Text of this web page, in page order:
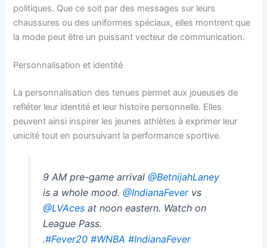
politiques. Que ce soit par des messages sur leurs
chaussures ou des uniformes spéciaux, elles montrent que
la mode peut être un puissant vecteur de communication.
Personnalisation et identité
La personnalisation des tenues permet aux joueuses de
refléter leur identité et leur histoire personnelle. Elles
peuvent ainsi inspirer les jeunes athlètes à exprimer leur
unicité tout en poursuivant la performance sportive.
9 AM pre-game arrival @BetnijahLaney
is a whole mood. @IndianaFevervs
@LVAcesat noon eastern. Watch on
League Pass.
.#Fever20 #WNBA #IndianaFever